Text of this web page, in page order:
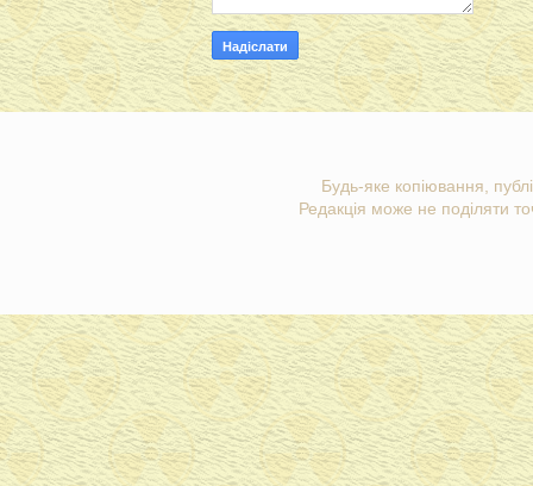
Будь-яке копіювання,
Редакція може не поділяти